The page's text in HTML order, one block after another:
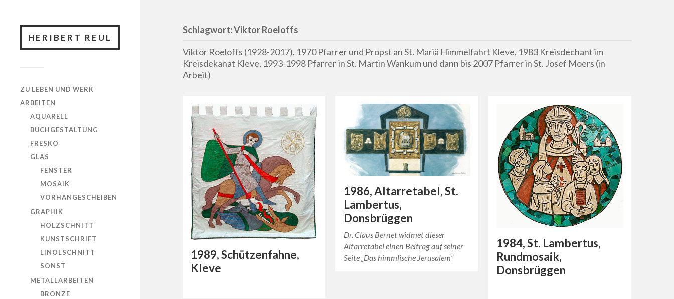
HERIBERT REUL
ZU LEBEN UND WERK
ARBEITEN
AQUARELL
BUCHGESTALTUNG
FRESKO
GLAS
FENSTER
MOSAIK
VORHÄNGESCHEIBEN
GRAPHIK
HOLZSCHNITT
KUNSTSCHRIFT
LINOLSCHNITT
SONST
METALLARBEITEN
BRONZE
Schlagwort:Viktor Roeloffs
Viktor Roeloffs (1928-2017), 1970 Pfarrer und Propst an St. Mariä Himmelfahrt Kleve, 1983 Kreisdechant im
Kreisdekanat Kleve, 1993-1998 Pfarrer in St. Martin Wankum und dann bis 2007 Pfarrer in St. Josef Moers (in
Arbeit)
1989, Schützenfahne,
Kleve
1986, Altarretabel, St.
Lambertus,
Donsbrüggen
Dr. Claus Bernet widmet dieser
Altarretabel einen Beitrag auf seiner
Seite „Das himmlische Jerusalem“
1984, St. Lambertus,
Rundmosaik,
Donsbrüggen